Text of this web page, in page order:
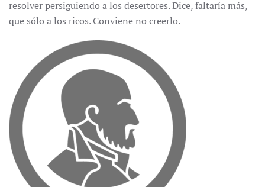
resolver persiguiendo a los desertores. Dice, faltaría más,
que sólo a los ricos. Conviene no creerlo.